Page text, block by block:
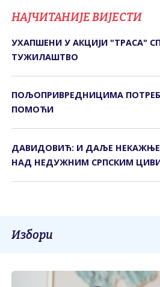
НАЈЧИТАНИЈЕ ВИЈЕСТИ
УХАПШЕНИ У АКЦИЈИ "ТРАСА"
ТУЖИЛАШТВО
ПОЉОПРИВРЕДНИЦИМА
ПОМОЋИ
ДАВИДОВИЋ: И ДАЉЕ
НАД НЕДУЖНИМ СРПСКИМ
Избори